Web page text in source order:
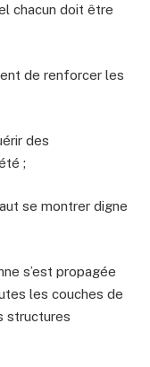
chacun doit être
de renforcer les
des
;
se montrer digne
s’est propagée
les couches de
structures